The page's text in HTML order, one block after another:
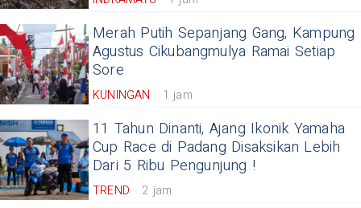
Merah Putih Sepanjang Gang, Kampung
Agustus Cikubangmulya Ramai Setiap
Sore
KUNINGAN 1 jam
11 Tahun Dinanti, Ajang Ikonik Yamaha
Cup Race di Padang Disaksikan Lebih
Dari 5 Ribu Pengunjung !
TREND 2 jam